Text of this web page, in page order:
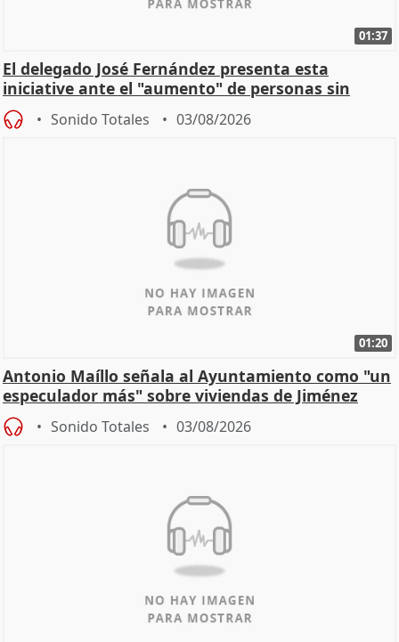
01:37
El delegado José Fernández presenta esta
iniciative ante el "aumento" de personas sin
hogar en Madri
Sonido Totales 03/08/2026
01:20
Antonio Maíllo señala al Ayuntamiento como "un
especulador más" sobre viviendas de Jiménez
Becerril
Sonido Totales 03/08/2026